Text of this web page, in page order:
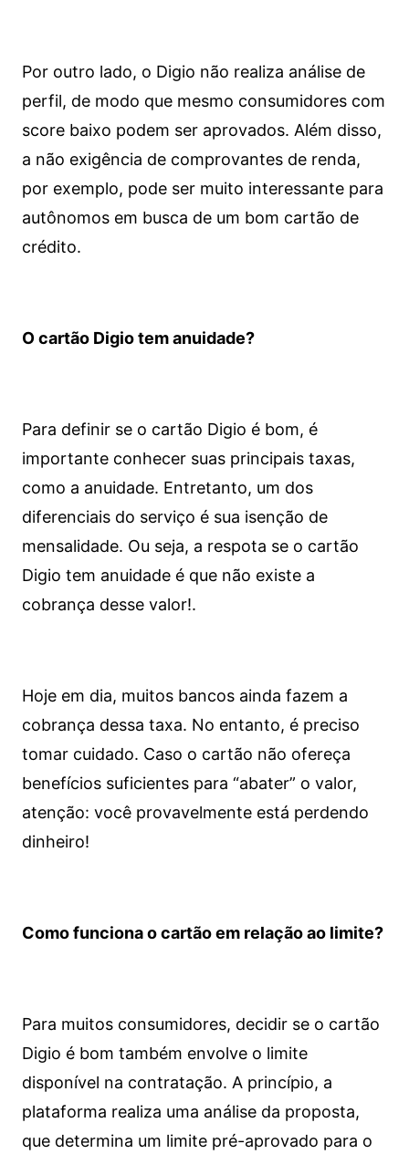
Por outro lado, o Digio não realiza análise de
perfil, de modo que mesmo consumidores com
score baixo podem ser aprovados. Além disso,
a não exigência de comprovantes de renda,
por exemplo, pode ser muito interessante para
autônomos em busca de um bom cartão de
crédito.
O cartão Digio tem anuidade?
Para definir se o cartão Digio é bom, é
importante conhecer suas principais taxas,
como a anuidade. Entretanto, um dos
diferenciais do serviço é sua isenção de
mensalidade. Ou seja, a respota se o cartão
Digio tem anuidade é que não existe a
cobrança desse valor!.
Hoje em dia, muitos bancos ainda fazem a
cobrança dessa taxa. No entanto, é preciso
tomar cuidado. Caso o cartão não ofereça
benefícios suficientes para “abater” o valor,
atenção: você provavelmente está perdendo
dinheiro!
Como funciona o cartão em relação ao limite?
Para muitos consumidores, decidir se o cartão
Digio é bom também envolve o limite
disponível na contratação. A princípio, a
plataforma realiza uma análise da proposta,
que determina um limite pré-aprovado para o